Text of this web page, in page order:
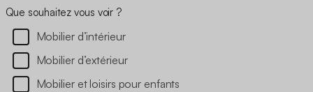
Que souhaitez vous voir ?
Mobilier d’intérieur
Mobilier d’extérieur
Mobilier et loisirs pour enfants